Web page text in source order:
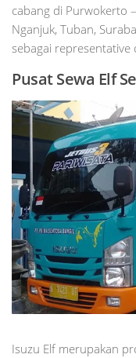
cabang di Purwokerto
Nganjuk, Tuban,
sebagai representative
Pusat Sewa Elf
Isuzu Elf merupakan